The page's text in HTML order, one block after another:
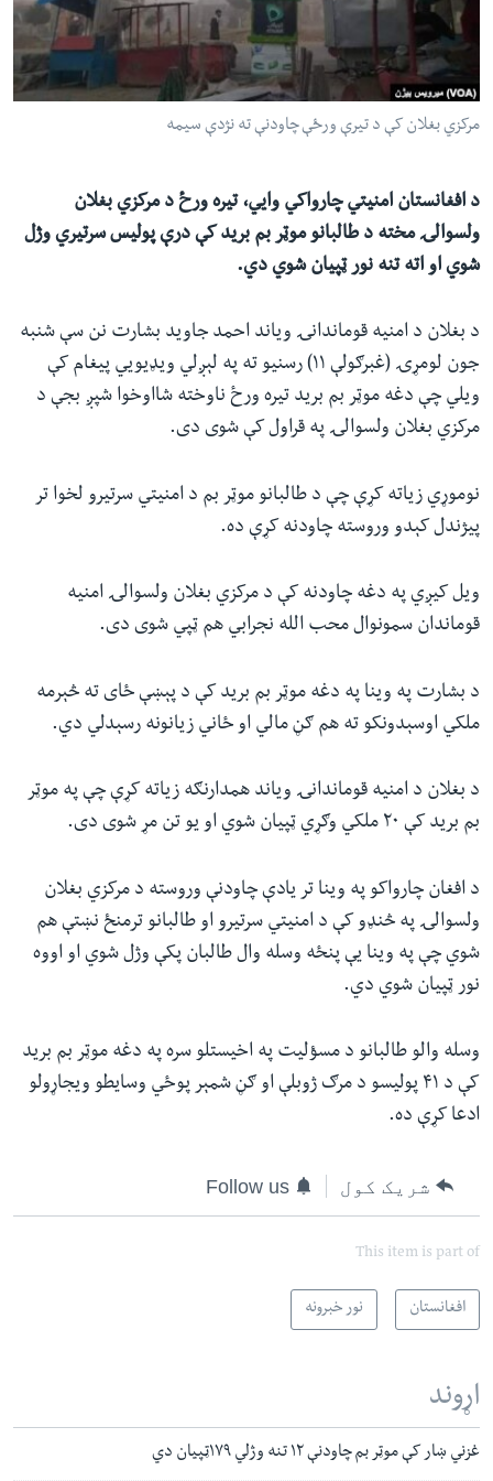
لټون
ځای
له مونږ سره په تماس کې پاتې شئ
مرکزي بغلان کې د تیرې ورځې چاودنې ته نژدې سیمه
د افغانستان امنیتي چارواکي وايي، تیره ورځ د مرکزي بغلان
ولسوالۍ مخته د طالبانو موټر بم برید کې درې پولیس سرتیري وژل
شوي او اته تنه نور ټپیان شوي دي.
د بغلان د امنیه قوماندانۍ ویاند احمد جاوید بشارت نن سې شنبه
جون لومړۍ (غبرګولې ۱۱) رسنیو ته په لېږلي ویډیويي پيغام کې
ویلي چې دغه موټر بم برید تیره ورځ ناوخته شااوخوا شپږ بجې د
مرکزي بغلان ولسوالۍ په قراول کې شوی دی.
نوموړي زیاته کړې چې د طالبانو موټر بم د امنیتي سرتیرو لخوا تر
پيژندل کېدو وروسته چاودنه کړې ده.
ویل کیږي په دغه چاودنه کې د مرکزي بغلان ولسوالۍ امنیه
قوماندان سمونوال محب الله نجرابي هم ټپي شوی دی.
د بشارت په وینا په دغه موټر بم برید کې د پېښې ځای ته څېرمه
ملکي اوسېدونکو ته هم ګڼ مالي او ځاني زیانونه رسېدلي دي.
د بغلان د امنیه قوماندانۍ ویاند همدارنګه زیاته کړې چې په موټر
بم برید کې ۲۰ ملکي وګړي ټپیان شوي او یو تن مړ شوی دی.
د افغان چارواکو په وینا تر یادې چاودنې وروسته د مرکزي بغلان
ولسوالۍ په څنډو کې د امنیتي سرتیرو او طالبانو ترمنځ نښتې هم
شوي چې په وینا یې پنځه وسله وال طالبان پکې وژل شوي او اووه
نور ټپیان شوي دي.
وسله والو طالبانو د مسؤلیت په اخیستلو سره په دغه موټر بم برید
کې د ۴۱ پولیسو د مرګ ژوبلې او ګڼ شمېر پوځي وسایطو ویجاړولو
ادعا کړې ده.
شریک کول Follow us
This item is part of
افغانستان نور خبرونه
اړوند
غزني ښار کې موټر بم چاودنې ۱۲ تنه وژلي ۱۷۹ټپيان دي